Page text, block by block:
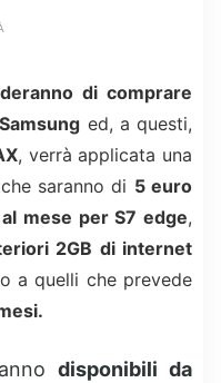
di comprare
ed, a questi,
, verrà applicata una
che saranno di 5 euro
mese per S7 edge,
2GB di internet
a quelli che prevede
disponibili da